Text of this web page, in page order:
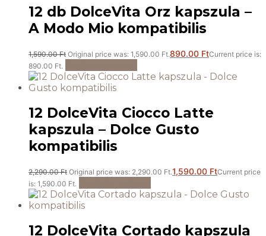
12 db DolceVita Orz kapszula –
A Modo Mio kompatibilis
1,590.00Ft Original price was: 1,590.00 Ft.890.00 FtCurrent price is:
890.00 Ft.
12 DolceVita Ciocco Latte
kapszula – Dolce Gusto
kompatibilis
2,290.00Ft Original price was: 2,290.00 Ft.1,590.00 FtCurrent price
is: 1,590.00 Ft.
12 DolceVita Cortado kapszula